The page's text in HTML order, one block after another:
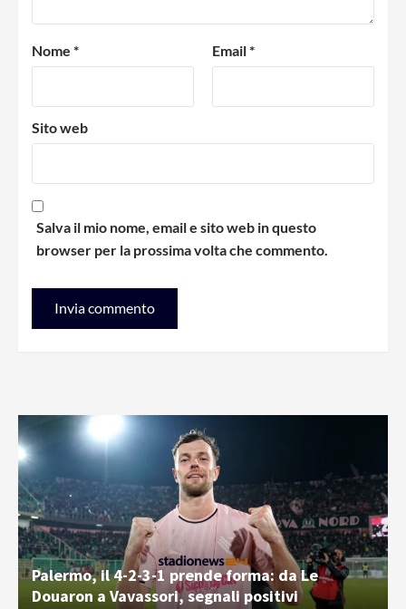
Nome * Email*
Sito web
Salva il mio nome, email e sito web in questo
browser per la prossima volta che commento.
Palermo, il 4-2-3-1 prende forma: da Le
Douaron a Vavassori, segnali positivi